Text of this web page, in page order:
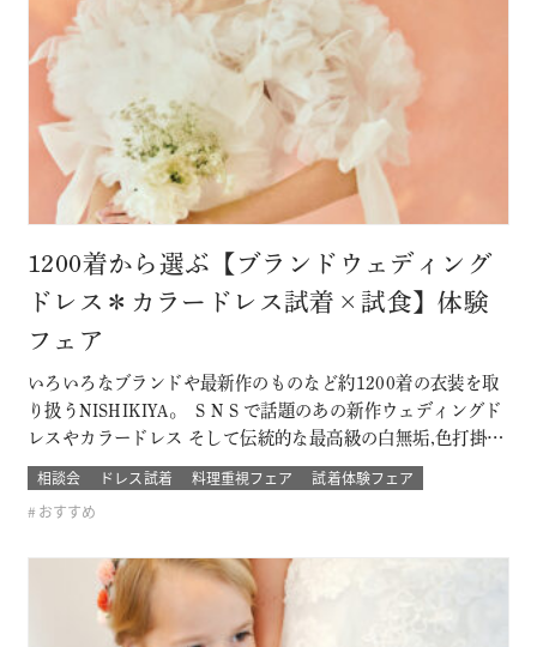
1200着から選ぶ【ブランドウェディング
ドレス＊カラードレス試着×試食】体験
フェア
いろいろなブランドや最新作のものなど約1200着の衣装を取
り扱うNISHIKIYA。 ＳＮＳで話題のあの新作ウェディングド
レスやカラードレス そして伝統的な最高級の白無垢,色打掛,本
振袖からブライズメイドの衣裳まで 衣裳のラインナップは品
質や数どちらとも県内でもトップレベル プロのドレスコーデ
ィネーターと打ち合わせをして結婚式当日の「運命の一着」
相談会 ドレス試着 料理重視フェア
試着体験フェア
おすすめ